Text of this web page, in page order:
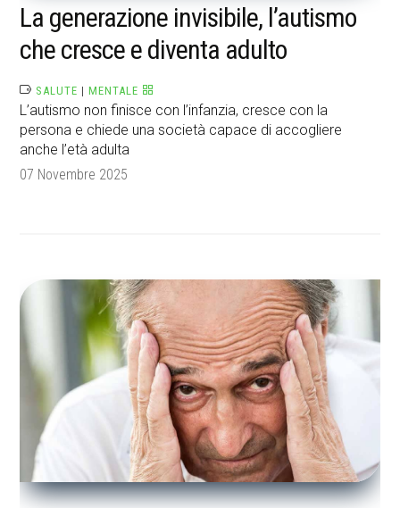
La generazione invisibile, l’autismo
che cresce e diventa adulto
SALUTE |MENTALE
L’autismo non finisce con l’infanzia, cresce con la
persona e chiede una società capace di accogliere
anche l’età adulta
07 Novembre 2025